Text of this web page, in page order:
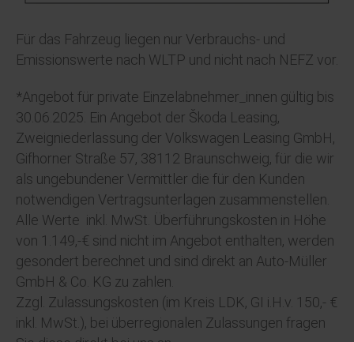
Für das Fahrzeug liegen nur Verbrauchs- und
Emissionswerte nach WLTP und nicht nach NEFZ vor.
*Angebot für private Einzelabnehmer_innen gültig bis
30.06.2025. Ein Angebot der Škoda Leasing,
Zweigniederlassung der Volkswagen Leasing GmbH,
Gifhorner Straße 57, 38112 Braunschweig, für die wir
als ungebundener Vermittler die für den Kunden
notwendigen Vertragsunterlagen zusammenstellen.
Alle Werte inkl. MwSt. Überführungskosten in Höhe
von 1.149,-€ sind nicht im Angebot enthalten, werden
gesondert berechnet und sind direkt an Auto-Müller
GmbH & Co. KG zu zahlen.
Zzgl. Zulassungskosten (im Kreis LDK, GI i.H.v. 150,- €
inkl. MwSt.), bei überregionalen Zulassungen fragen